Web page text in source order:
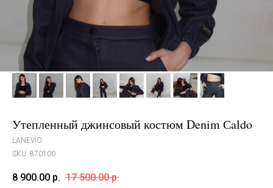
Утепленный джинсовый костюм Denim Сaldo
LANEVIO
SKU: 870100
8 900.00 р. 17 500.00 р.